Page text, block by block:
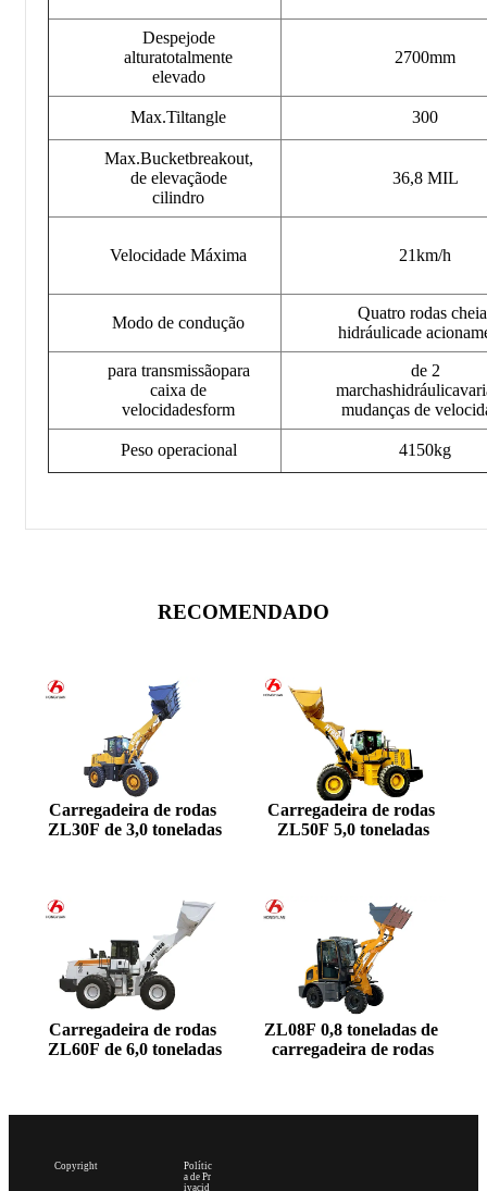
Despejode
alturatotalmente
elevado
2700mm
Max.Tiltangle 300
Max.Bucketbreakout,
de elevaçãode
cilindro
36,8 MIL
Velocidade Máxima 21km/h
Modo de condução
Quatro rodas
hidráulicade
para transmissãopara
caixa de
velocidadesform
de 2
mudanças de
Peso operacional 4150kg
RECOMENDADO
Carregadeira de rodas
ZL30F de 3,0 toneladas
Carregadeira de rodas
ZL50F 5,0 toneladas
Carregadeira de rodas
ZL60F de 6,0 toneladas
ZL08F 0,8 toneladas de
carregadeira de rodas
Copyright
Polític
a de Pr
ivacid